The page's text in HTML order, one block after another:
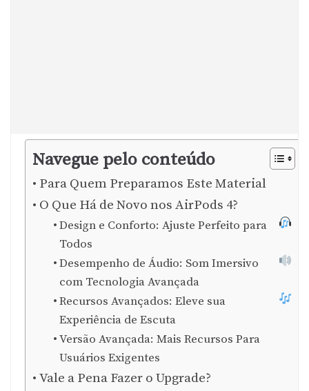
Navegue pelo conteúdo
Para Quem Preparamos Este Material
O Que Há de Novo nos AirPods 4?
Design e Conforto: Ajuste Perfeito para
Todos
Desempenho de Áudio: Som Imersivo
com Tecnologia Avançada
Recursos Avançados: Eleve sua
Experiência de Escuta
Versão Avançada: Mais Recursos Para
Usuários Exigentes
Vale a Pena Fazer o Upgrade?